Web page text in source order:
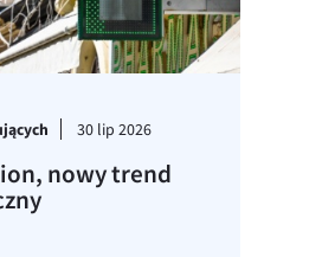
30 lip 2026
nowy trend